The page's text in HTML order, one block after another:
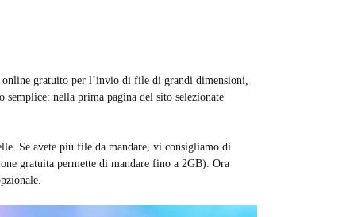
online gratuito per l’invio di file di grandi dimensioni,
nella prima pagina del sito selezionate
Se avete più file da mandare, vi consigliamo di
gratuita permette di mandare fino a 2GB). Ora